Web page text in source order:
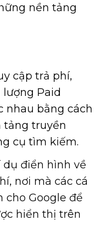
nền tảng
cập trả phí,
Paid
nhau bằng cách
tảng truyền
cụ tìm kiếm.
dụ điển hình về
nơi mà các cá
cho Google để
hiển thị trên